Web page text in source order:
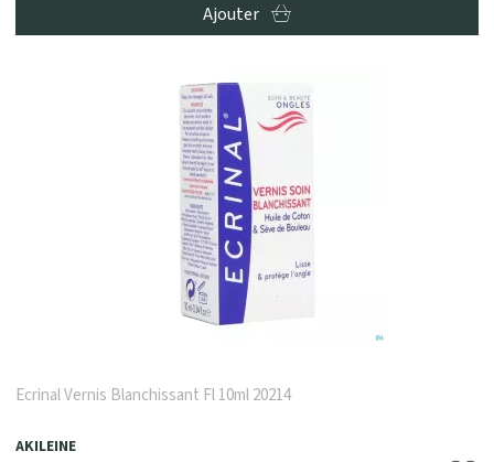
Ajouter
Ecrinal Vernis Blanchissant Fl 10ml 20214
AKILEINE